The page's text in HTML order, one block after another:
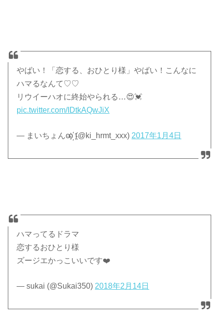
やばい！「恋する、おひとり様」やばい！こんなに
ハマるなんて♡♡
リウイーハオに終始やられる…😍💓
pic.twitter.com/IDtkAQwJiX
— まいちょんꙭ҉ (@ki_hrmt_xxx) 2017年1月4日
ハマってるドラマ
恋するおひとり様
ズージエかっこいいです❤️
— sukai (@Sukai350) 2018年2月14日